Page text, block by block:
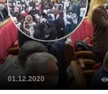
01.12.2020